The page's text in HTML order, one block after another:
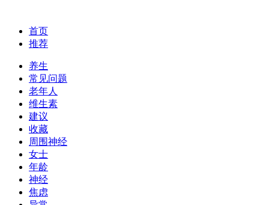
首页
推荐
养生
常见问题
老年人
维生素
建议
收藏
周围神经
女士
年龄
神经
焦虑